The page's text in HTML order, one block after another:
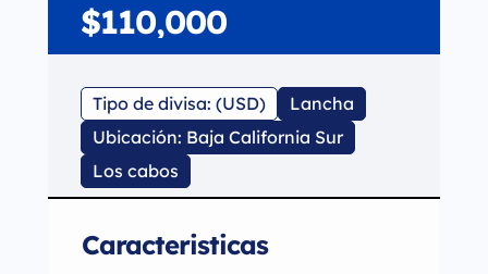
$110,000
Tipo de divisa: (USD)
Lancha
Ubicación: Baja California Sur
Los cabos
Caracteristicas